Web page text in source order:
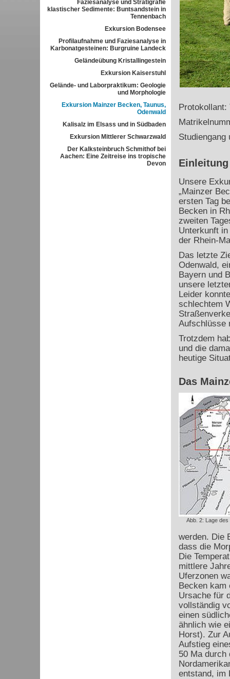
Faziesanalyse und Stratigrafie
klastischer Sedimente: Buntsandstein in
Tennenbach
Exkursion Bodensee
Profilaufnahme und Faziesanalyse in
Karbonatgesteinen: Burgruine Landeck
Geländeübung Kristallingestein
Exkursion Kaiserstuhl
Gelände- und Laborpraktikum: Geologie
und Morphologie
Exkursion Mainzer Becken, Taunus,
Odenwald
Kalisalz im Elsass und in Südbaden
Exkursion Mittlerer Schwarzwald
Der Kalksteinbruch Schmithof bei
Aachen: Eine Zeitreise ins tropische
Devon
Protokollant:
Einleitung
Unsere
„Mainzer
ersten Tag
Becken in
zweiten
Unterkunft
der Rhein-
Das letzte
Odenwald,
Bayern und
unsere
Leider
schlechtem
Aufschlüsse
Trotzdem
und die
heutige
Das
Abb. 2: Lage
werden. Die
dass die
Die
mittlere
Uferzonen
Becken kam
Ursache für
vollständig
einen
ähnlich wie
Horst). Zur
Aufstieg
50 Ma durch
entstand, im